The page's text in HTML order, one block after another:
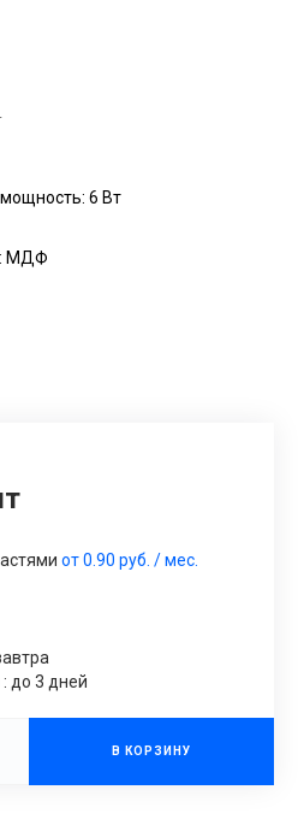
6 Вт
МДФ
от0.90 руб. / мес.
до 3 дней
В КОРЗИНУ